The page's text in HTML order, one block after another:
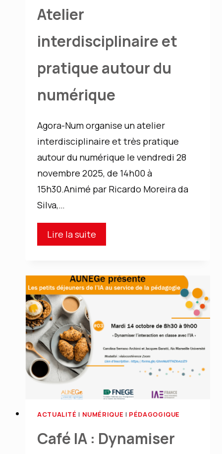
Atelier
interdisciplinaire et
pratique autour du
numérique
Agora-Num organise un atelier
interdisciplinaire et très pratique
autour du numérique le vendredi 28
novembre 2025, de 14h00 à
15h30.Animé par Ricardo Moreira da
Silva,…
Lire la suite
interdisciplinaire
pratique
autour
numérique
ACTUALITÉ | NUMÉRIQUE | PÉDAGOGIQUE
Café IA : Dynamiser